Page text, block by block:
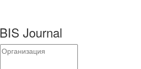
Journal